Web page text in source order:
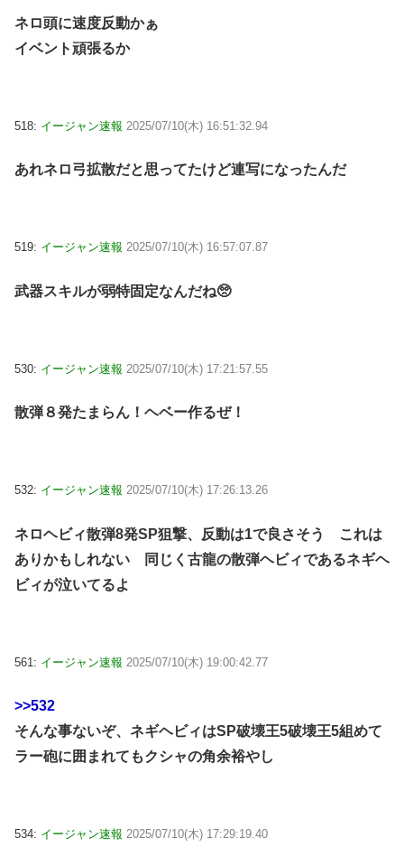
ネロ頭に速度反動かぁ
イベント頑張るか
518: イージャン速報 2025/07/10(木) 16:51:32.94
あれネロ弓拡散だと思ってたけど連写になったんだ
519: イージャン速報 2025/07/10(木) 16:57:07.87
武器スキルが弱特固定なんだね🥺
530: イージャン速報 2025/07/10(木) 17:21:57.55
散弾８発たまらん！ヘベー作るぜ！
532: イージャン速報 2025/07/10(木) 17:26:13.26
ネロヘビィ散弾8発SP狙撃、反動は1で良さそう これは
ありかもしれない 同じく古龍の散弾ヘビィであるネギヘ
ビィが泣いてるよ
561: イージャン速報 2025/07/10(木) 19:00:42.77
>>532
そんな事ないぞ、ネギヘビィはSP破壊王5破壊王5組めて
ラー砲に囲まれてもクシャの角余裕やし
534: イージャン速報 2025/07/10(木) 17:29:19.40